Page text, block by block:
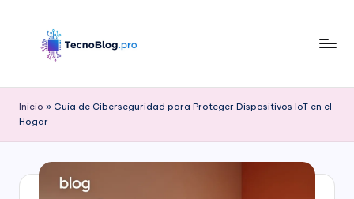
l
o
Inicio » Guía de Ciberseguridad para Proteger Dispositivos IoT en el
Hogar